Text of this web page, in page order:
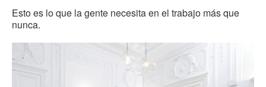
Esto es lo que la gente necesita en el trabajo más que
nunca.